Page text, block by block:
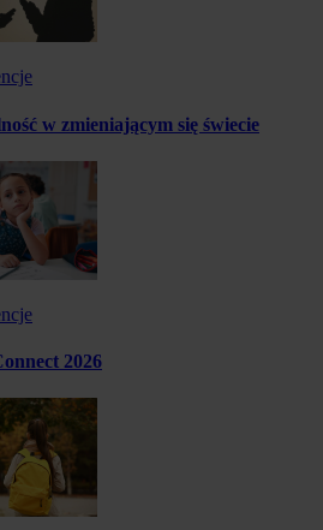
w zmieniającym się świecie
2026